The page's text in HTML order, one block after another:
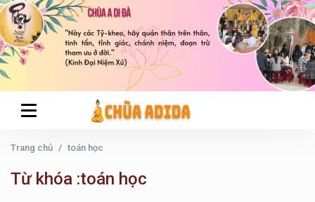
Trang chủ toán học
Từ khóa :toán học